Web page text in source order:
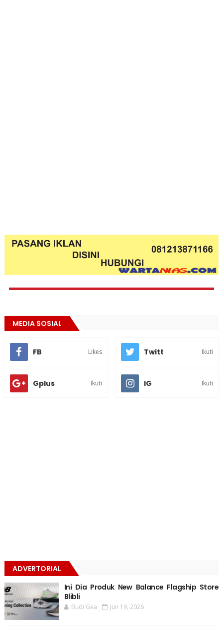
MEDIA SOSIAL
FB Likes Twitt Ikuti
Gplus Ikuti IG Ikuti
ADVERTORIAL
Ini Dia Produk New Balance Flagship Store
Blibli
Budi Gea Jun 19, 2026